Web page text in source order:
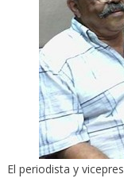
El periodista y